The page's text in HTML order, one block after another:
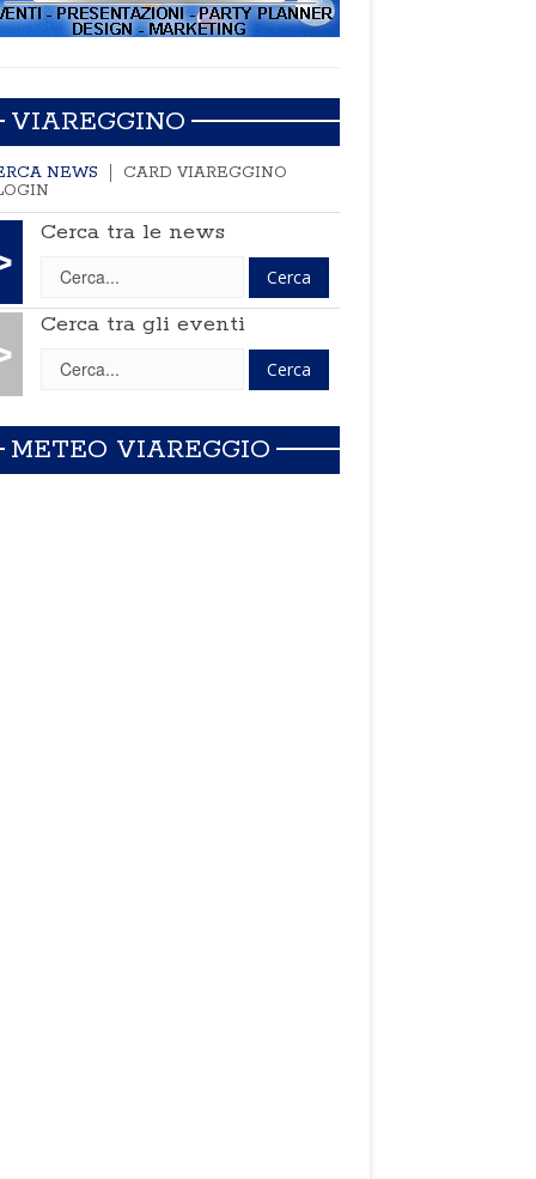
VIAREGGINO
NEWS
CARD VIAREGGINO
Cerca tra le news
Cerca tra gli eventi
METEO VIAREGGIO